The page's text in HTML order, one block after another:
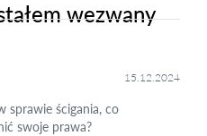
wezwany
15.12.2024
sprawie ścigania, co
swoje prawa?